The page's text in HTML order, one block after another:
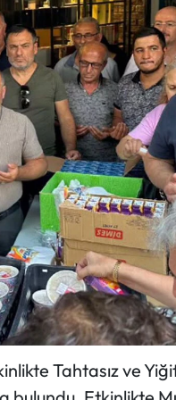
Tahtasız ve